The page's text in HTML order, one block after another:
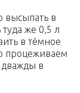
высыпать в
же 0,5 л
в тёмное
процеживаем
в